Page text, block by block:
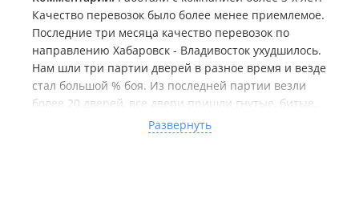
Качество перевозок было более менее приемлемое.
Последние три месяца качество перевозок по
направлению Хабаровск - Владивосток ухудшилось.
Нам шли три партии дверей в разное время и везде
стал большой % боя. Из последней партии везли
более 20 дверей, все двери пришли гнутые, битые,
оказались выгнуты даже полотна дверей.
Обратились к руководству с отзывом об улучшения
Развернуть